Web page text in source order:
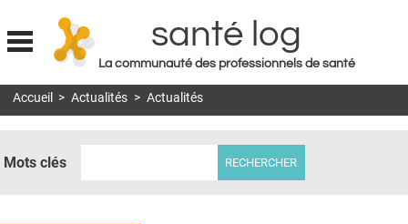
Jump to navigation
santé log
La communauté des professionnels de santé
MON COMPTE
Accueil > Actualités > Actualités
Mots clés